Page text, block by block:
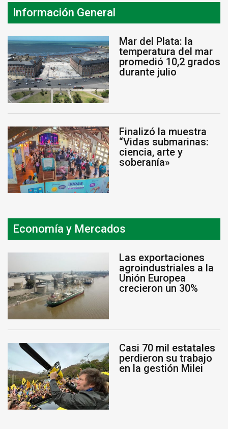
Información General
Mar del Plata: la
temperatura del mar
promedió 10,2 grados
durante julio
Finalizó la muestra
“Vidas submarinas:
ciencia, arte y
soberanía»
Economía y Mercados
Las exportaciones
agroindustriales a la
Unión Europea
crecieron un 30%
Casi 70 mil estatales
perdieron su trabajo
en la gestión Milei